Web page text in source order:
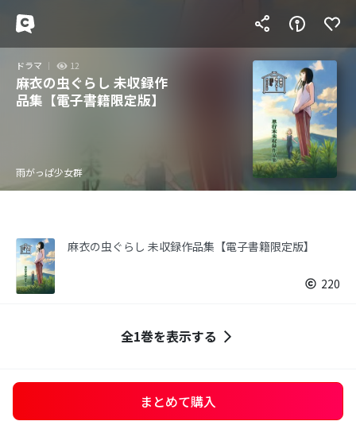
ドラマ 12
麻衣の虫ぐらし 未収録作
品集【電子書籍限定版】
雨がっぱ少女群
麻衣の虫ぐらし 未収録作品集【電子書籍限定版】
220
全1巻を表示する
まとめて購入